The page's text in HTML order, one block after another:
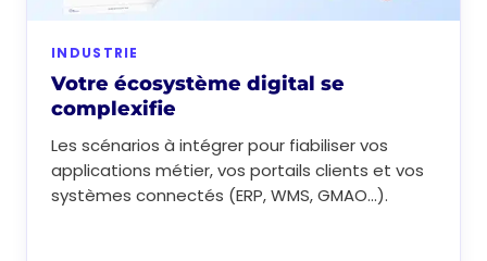
INDUSTRIE
Votre écosystème digital se
complexifie
Les scénarios à intégrer pour fiabiliser vos
applications métier, vos portails clients et vos
systèmes connectés (ERP, WMS, GMAO...).